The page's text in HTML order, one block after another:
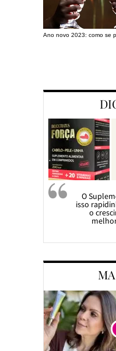
Ano novo 2023: como se
O
isso
o